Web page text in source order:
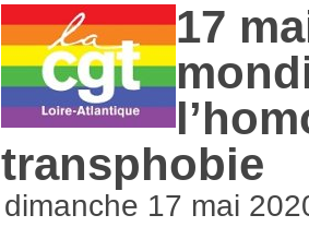
17
transphobie
dimanche 17 mai